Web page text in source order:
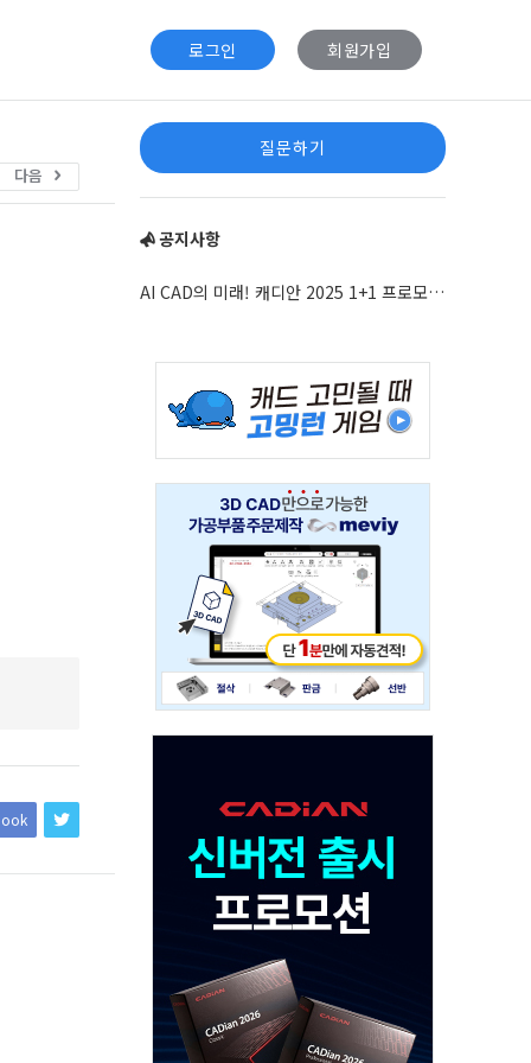
로그인 회원가입
다음
Sidebar
질문하기
공지사항
AI CAD의 미래! 캐디안 2025 1+1 프로모션 안내
234x60
234x60
120x600